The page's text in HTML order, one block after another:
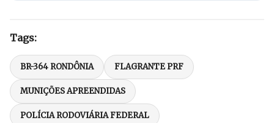
Tags:
BR-364 RONDÔNIA FLAGRANTE PRF
MUNIÇÕES APREENDIDAS
POLÍCIA RODOVIÁRIA FEDERAL